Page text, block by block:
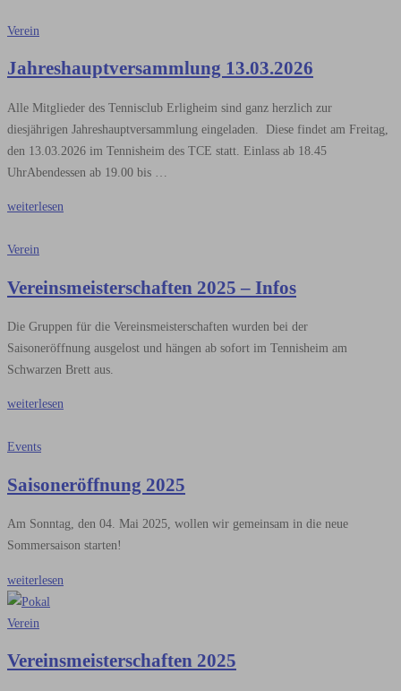
Verein
Jahreshauptversammlung 13.03.2026
Alle Mitglieder des Tennisclub Erligheim sind ganz herzlich zur
diesjährigen Jahreshauptversammlung eingeladen. Diese findet am Freitag,
den 13.03.2026 im Tennisheim des TCE statt. Einlass ab 18.45
UhrAbendessen ab 19.00 bis …
weiterlesen
Verein
Vereinsmeisterschaften 2025 – Infos
Die Gruppen für die Vereinsmeisterschaften wurden bei der
Saisoneröffnung ausgelost und hängen ab sofort im Tennisheim am
Schwarzen Brett aus.
weiterlesen
Events
Saisoneröffnung 2025
Am Sonntag, den 04. Mai 2025, wollen wir gemeinsam in die neue
Sommersaison starten!
weiterlesen
Verein
Vereinsmeisterschaften 2025